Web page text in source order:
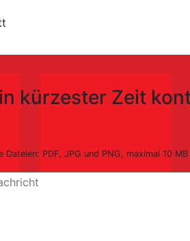
kürzester Zeit
Dateien: PDF, JPG und PNG, maximal 10 MB